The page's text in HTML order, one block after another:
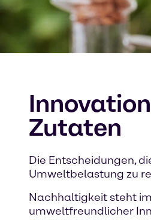
Zutaten
Die Entscheidungen,
Umweltbelastung zu
Nachhaltigkeit steht
umweltfreundlicher